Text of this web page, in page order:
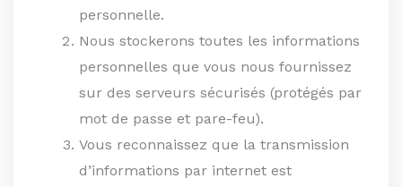
personnelle.
Nous stockerons toutes les informations
personnelles que vous nous fournissez
sur des serveurs sécurisés (protégés par
mot de passe et pare-feu).
Vous reconnaissez que la transmission
d’informations par internet est